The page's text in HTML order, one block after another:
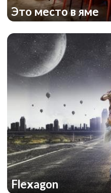
Это место в яме
Flexagon